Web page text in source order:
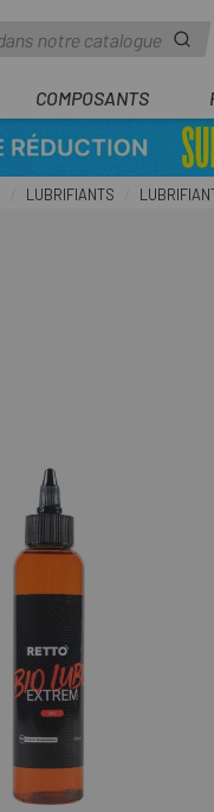
COMPOSANTS
LUBRIFIANTS